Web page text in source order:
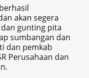
akan segera
gunting pita
sumbangan dan
dan pemkab
Perusahaan dan